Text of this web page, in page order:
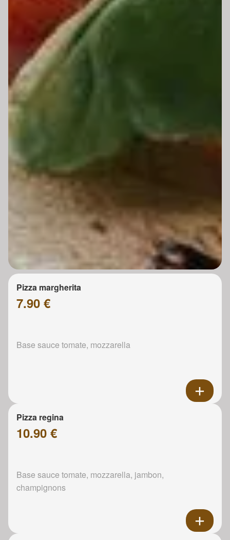
Pizza margherita
7.90 €
Base sauce tomate, mozzarella
Pizza regina
10.90 €
Base sauce tomate, mozzarella, jambon,
champignons